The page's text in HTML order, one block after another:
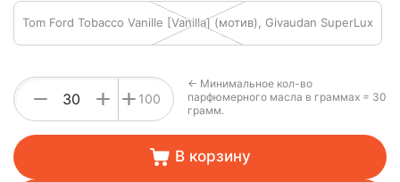
Tom Ford Tobacco Vanille [Vanilla] (мотив), Givaudan SuperLux
+ 100
+
−
← Минимальное кол-во
парфюмерного масла в граммах = 30
грамм.
В корзину